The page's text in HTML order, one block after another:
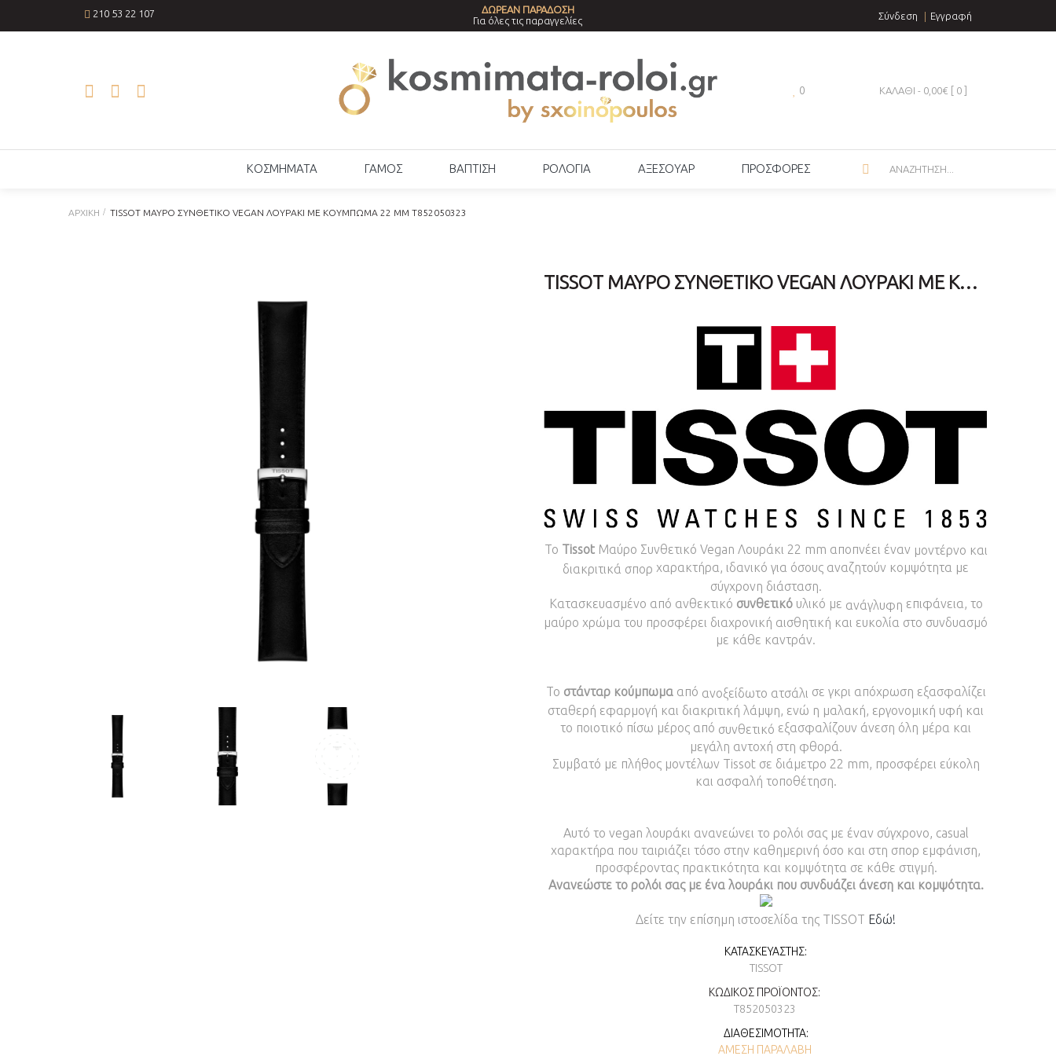
210 53 22 107
ΔΩΡΕΑΝ ΠΑΡΑΔΟΣΗ
Για όλες τις παραγγελίες
Σύνδεση Εγγραφή
0 ΚΑΛΑΘΙ - 0,00€ [ 0
ΚΟΣΜΗΜΑΤΑ ΓΑΜΟΣ ΒΑΠΤΙΣΗ ΡΟΛΟΓΙΑ ΑΞΕΣΟΥΑΡ ΠΡΟΣΦΟΡΕΣ
ΑΡΧΙΚΉ TISSOT ΜΑΎΡΟ ΣΥΝΘΕΤΙΚΌ VEGAN ΛΟΥΡΆΚΙ ΜΕ ΚΟΎΜΠΩΜΑ 22 MM T852050323
TISSOT ΜΑΎΡΟ ΣΥΝΘΕΤΙΚΌ VEGAN ΛΟΥΡΆΚΙ ΜΕ ΚΟΎΜΠΩΜΑ 22 MM T852050323
Το TissotΜαύρο Συνθετικό Vegan Λουράκι 22 mm αποπνέει έναν μοντέρνο και
διακριτικά σπορ χαρακτήρα, ιδανικό για όσους αναζητούν κομψότητα με
σύγχρονη διάσταση.
Κατασκευασμένο από ανθεκτικό συνθετικόυλικό με ανάγλυφη επιφάνεια, το
μαύρο χρώμα του προσφέρει διαχρονική αισθητική και ευκολία στο συνδυασμό
με κάθε καντράν.
Το στάνταρ κούμπωμααπό ανοξείδωτο ατσάλι σε γκρι απόχρωση εξασφαλίζει
σταθερή εφαρμογή και διακριτική λάμψη, ενώ η μαλακή, εργονομική υφή και
το ποιοτικό πίσω μέρος από συνθετικό εξασφαλίζουν άνεση όλη μέρα και
μεγάλη αντοχή στη φθορά.
Συμβατό με πλήθος μοντέλων Tissot σε διάμετρο 22 mm, προσφέρει εύκολη
και ασφαλή τοποθέτηση.
Αυτό το vegan λουράκι ανανεώνει το ρολόι σας με έναν σύγχρονο, casual
χαρακτήρα που ταιριάζει τόσο στην καθημερινή όσο και στη σπορ εμφάνιση,
προσφέροντας πρακτικότητα και κομψότητα σε κάθε στιγμή.
Ανανεώστε το ρολόι σας με ένα λουράκι που συνδυάζει άνεση και κομψότητα.
Δείτε την επίσημη ιστοσελίδα της TISSOT Εδώ!
ΚΑΤΑΣΚΕΥΑΣΤΉΣ:
TISSOT
ΚΩΔΙΚΌΣ ΠΡΟΪΌΝΤΟΣ:
T852050323
ΔΙΑΘΕΣΙΜΌΤΗΤΑ:
ΆΜΕΣΗ ΠΑΡΑΛΑΒΉ